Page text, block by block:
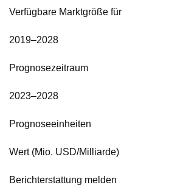
Verfügbare Marktgröße für
2019–2028
Prognosezeitraum
2023–2028
Prognoseeinheiten
Wert (Mio. USD/Milliarde)
Berichterstattung melden